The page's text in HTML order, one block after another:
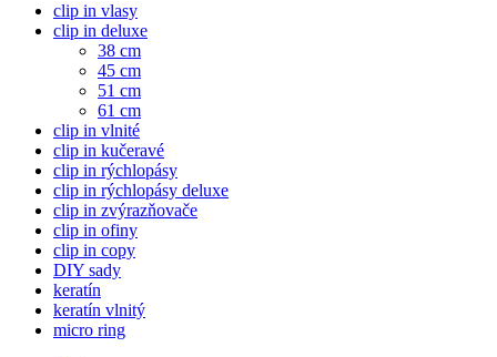
clip in vlasy
clip in deluxe
38 cm
45 cm
51 cm
61 cm
clip in vlnité
clip in kučeravé
clip in rýchlopásy
clip in rýchlopásy deluxe
clip in zvýrazňovače
clip in ofiny
clip in copy
DIY sady
keratín
keratín vlnitý
micro ring